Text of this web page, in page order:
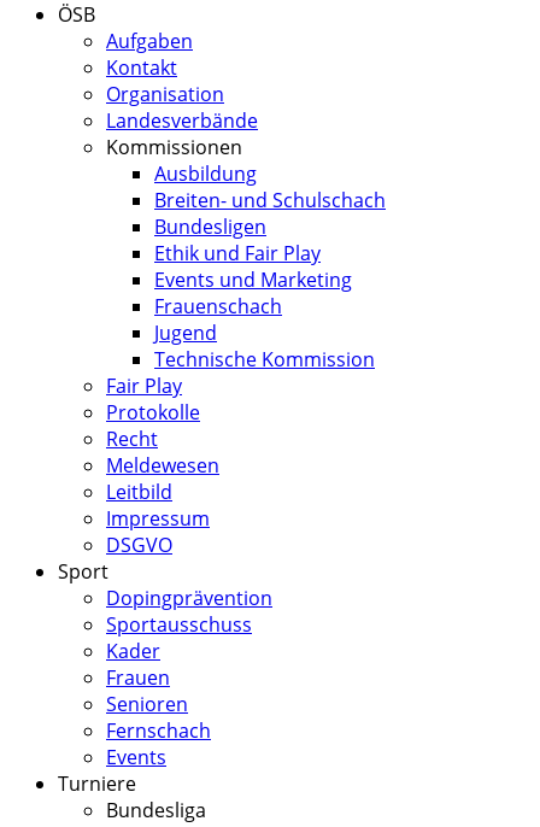
ÖSB
Aufgaben
Kontakt
Organisation
Landesverbände
Kommissionen
Ausbildung
Breiten- und Schulschach
Bundesligen
Ethik und Fair Play
Events und Marketing
Frauenschach
Jugend
Technische Kommission
Fair Play
Protokolle
Recht
Meldewesen
Leitbild
Impressum
DSGVO
Sport
Dopingprävention
Sportausschuss
Kader
Frauen
Senioren
Fernschach
Events
Turniere
Bundesliga